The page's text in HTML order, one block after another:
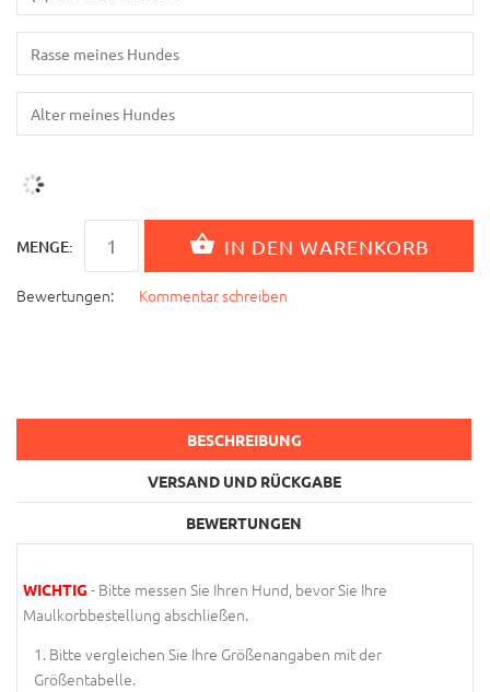
MENGE:
Bewertungen: Kommentar schreiben
BESCHREIBUNG
VERSAND UND RÜCKGABE
BEWERTUNGEN
WICHTIG - Bitte messen Sie Ihren Hund, bevor Sie Ihre
Maulkorbbestellung abschließen.
Bitte vergleichen Sie Ihre Größenangaben mit der
Größentabelle.